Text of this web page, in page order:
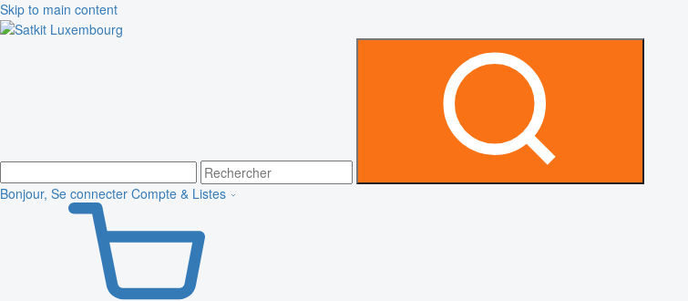
Skip to main content
Bonjour, Se connecter Compte & Listes